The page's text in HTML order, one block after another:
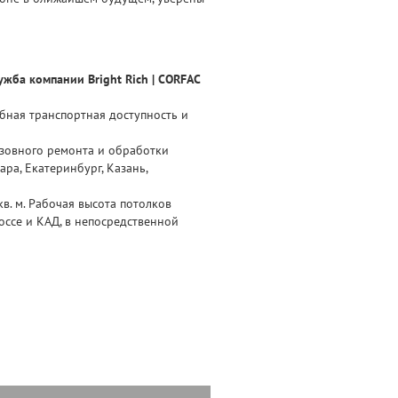
компании Bright Rich | CORFAC
транспортная доступность и
ремонта и обработки
Екатеринбург, Казань,
м. Рабочая высота потолков
и КАД, в непосредственной